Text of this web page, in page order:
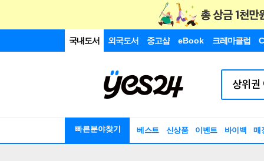
국내도서 외국도서 중고샵 eBook 크레마클럽
빠른분야찾기 베스트 신상품 이벤트 바이백 매